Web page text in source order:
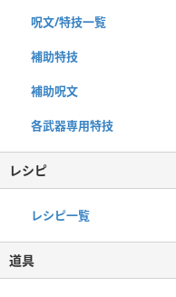
呪文/特技一覧
補助特技
補助呪文
各武器専用特技
レシピ
レシピ一覧
道具